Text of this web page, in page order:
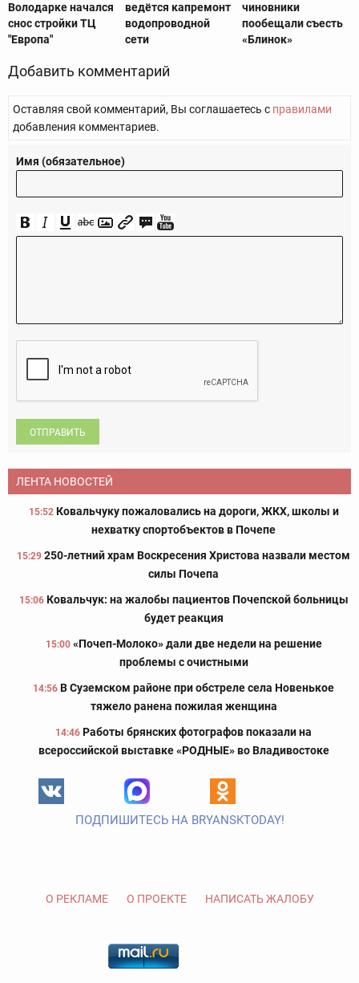
Володарке начался
снос стройки ТЦ
"Европа"
ведётся капремонт
водопроводной
сети
чиновники
пообещали съесть
«Блинок»
Добавить комментарий
Оставляя свой комментарий, Вы соглашаетесь с правилами
добавления комментариев.
Имя (обязательное)
ОТПРАВИТЬ
ЛЕНТА НОВОСТЕЙ
15:52 Ковальчуку пожаловались на дороги, ЖКХ, школы и
нехватку спортобъектов в Почепе
15:29 250-летний храм Воскресения Христова назвали местом
силы Почепа
15:06 Ковальчук: на жалобы пациентов Почепской больницы
будет реакция
15:00 «Почеп-Молоко» дали две недели на решение
проблемы с очистными
14:56 В Суземском районе при обстреле села Новенькое
тяжело ранена пожилая женщина
14:46 Работы брянских фотографов показали на
всероссийской выставке «РОДНЫЕ» во Владивостоке
ПОДПИШИТЕСЬ НА BRYANSKTODAY!
О РЕКЛАМЕ О ПРОЕКТЕ НАПИСАТЬ ЖАЛОБУ